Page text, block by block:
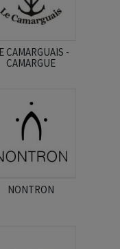
CAMARGUAIS -
CAMARGUE
NONTRON